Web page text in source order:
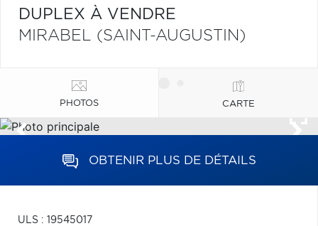
DUPLEX À VENDRE
MIRABEL (SAINT-AUGUSTIN)
PHOTOS CARTE
OBTENIR PLUS DE DÉTAILS
ULS : 19545017